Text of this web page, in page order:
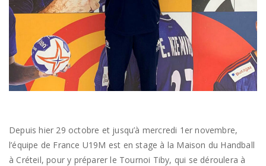
Depuis hier 29 octobre et jusqu’à mercredi 1er novembre,
l’équipe de France U19M est en stage à la Maison du Handball
à Créteil, pour y préparer le Tournoi Tiby, qui se déroulera à